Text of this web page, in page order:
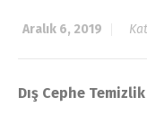
Aralık 6, 2019
Dış Cephe